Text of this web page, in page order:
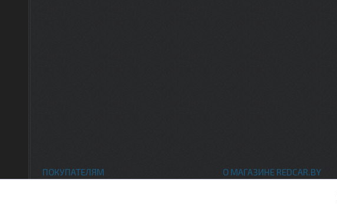
ПОКУПАТЕЛЯМ О МАГАЗИНЕ REDCAR.BY